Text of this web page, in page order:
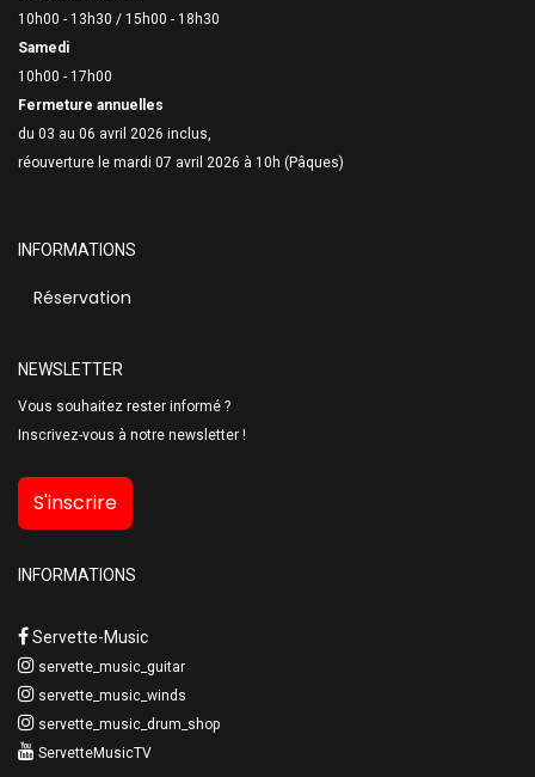
10h00 - 13h30 / 15h00 - 18h30
Samedi
10h00 - 17h00
Fermeture annuelles
du 03 au 06 avril 2026 inclus,
réouverture le mardi 07 avril 2026 à 10h (Pâques)
INFORMATIONS
Réservation
NEWSLETTER
Vous souhaitez rester informé ?
Inscrivez-vous à notre newsletter !
S'inscrire
INFORMATIONS
Servette-Music
servette_music_guitar
servette_music_winds
servette_music_drum_shop
ServetteMusicTV